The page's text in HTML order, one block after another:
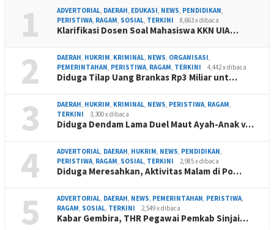
1 ADVERTORIAL, DAERAH, EDUKASI, NEWS, PENDIDIKAN,
PERISTIWA, RAGAM, SOSIAL, TERKINI 8,663 x dibaca
Klarifikasi Dosen Soal Mahasiswa KKN UIA…
2 DAERAH, HUKRIM, KRIMINAL, NEWS, ORGANISASI,
PEMERINTAHAN, PERISTIWA, RAGAM, TERKINI 4,442 x dibaca
Diduga Tilap Uang Brankas Rp3 Miliar unt…
3 DAERAH, HUKRIM, KRIMINAL, NEWS, PERISTIWA, RAGAM,
TERKINI
3,300 x dibaca
Diduga Dendam Lama Duel Maut Ayah-Anak v…
4 ADVERTORIAL, DAERAH, HUKRIM, NEWS, PENDIDIKAN,
PERISTIWA, RAGAM, SOSIAL, TERKINI 2,985 x dibaca
Diduga Meresahkan, Aktivitas Malam di Po…
5 ADVERTORIAL, DAERAH, NEWS, PEMERINTAHAN, PERISTIWA,
RAGAM, SOSIAL, TERKINI 2,549 x dibaca
Kabar Gembira, THR Pegawai Pemkab Sinjai…